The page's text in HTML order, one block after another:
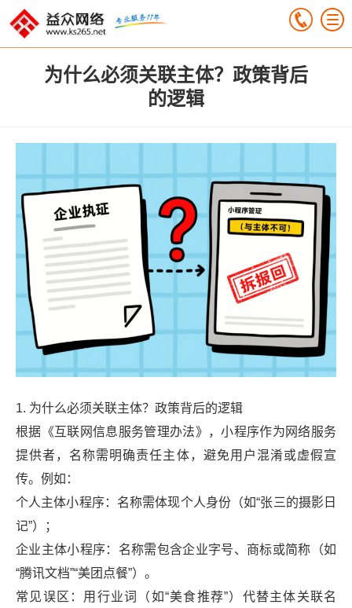
为什么必须关联主体？政策背后
的逻辑
1. 为什么必须关联主体？政策背后的逻辑
根据《互联网信息服务管理办法》，小程序作为网络服务
提供者，名称需明确责任主体，避免用户混淆或虚假宣
传。例如：
个人主体小程序：名称需体现个人身份（如“张三的摄影日
记”）；
企业主体小程序：名称需包含企业字号、商标或简称（如
“腾讯文档”“美团点餐”）。
常见误区：用行业词（如“美食推荐”）代替主体关联名